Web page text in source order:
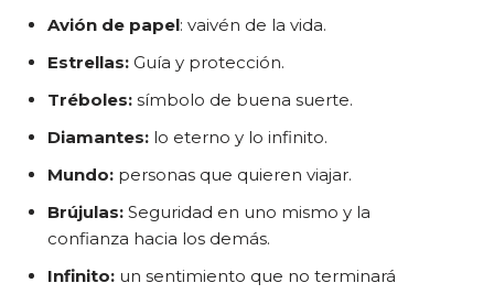
Avión de papel: vaivén de la vida.
Estrellas: Guía y protección.
Tréboles: símbolo de buena suerte.
Diamantes: lo eterno y lo infinito.
Mundo: personas que quieren viajar.
Brújulas: Seguridad en uno mismo y la
confianza hacia los demás.
Infinito: un sentimiento que no terminará